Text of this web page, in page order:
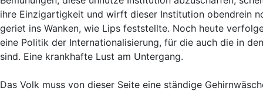
ihre Einzigartigkeit und wirft dieser Institution obendrein
geriet ins Wanken, wie Lips feststellte. Noch heute
eine Politik der Internationalisierung, für die auch die in
sind. Eine krankhafte Lust am Untergang.
Das Volk muss von dieser Seite eine ständige